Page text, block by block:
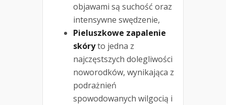
objawami są suchość oraz
intensywne swędzenie,
Pieluszkowe zapalenie
skóryto jedna z
najczęstszych dolegliwości
noworodków, wynikająca z
podrażnień
spowodowanych wilgocią i